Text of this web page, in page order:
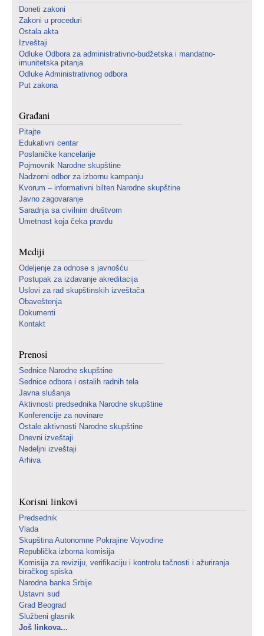
Doneti zakoni
Zakoni u proceduri
Ostala akta
Izveštaji
Odluke Odbora za administrativno-budžetska i mandatno-
imunitetska pitanja
Odluke Administrativnog odbora
Put zakona
Građani
Pitajte
Edukativni centar
Poslaničke kancelarije
Pojmovnik Narodne skupštine
Nadzorni odbor za izbornu kampanju
Kvorum – informativni bilten Narodne skupštine
Javno zagovaranje
Saradnja sa civilnim društvom
Umetnost koja čeka pravdu
Mediji
Odeljenje za odnose s javnošću
Postupak za izdavanje akreditacija
Uslovi za rad skupštinskih izveštača
Obaveštenja
Dokumenti
Kontakt
Prenosi
Sednice Narodne skupštine
Sednice odbora i ostalih radnih tela
Javna slušanja
Aktivnosti predsednika Narodne skupštine
Konferencije za novinare
Ostale aktivnosti Narodne skupštine
Dnevni izveštaji
Nedeljni izveštaji
Arhiva
Korisni linkovi
Predsednik
Vlada
Skupština Autonomne Pokrajine Vojvodine
Republička izborna komisija
Komisija za reviziju, verifikaciju i kontrolu tačnosti i ažuriranja
biračkog spiska
Narodna banka Srbije
Ustavni sud
Grad Beograd
Službeni glasnik
Još linkova...